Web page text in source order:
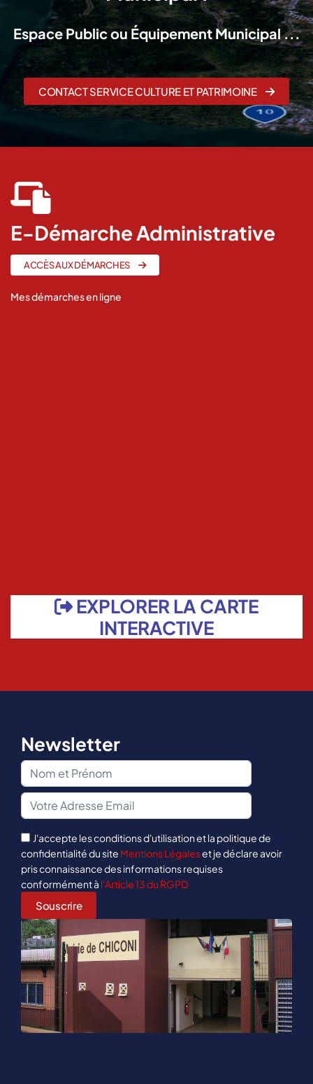
Espace Public ou Équipement Municipal ...
CONTACT SERVICE CULTURE ET PATRIMOINE
file
E-Démarche Administrative
ACCÈS AUX DÉMARCHES
Mes démarches en ligne
EXPLORER LA CARTE
INTERACTIVE
Newsletter
J'accepte les conditions d'utilisation et la politique de
confidentialité du site Mentions Légaleset je déclare avoir
pris connaissance des informations requises
conformément à l’Article 13 du RGPD